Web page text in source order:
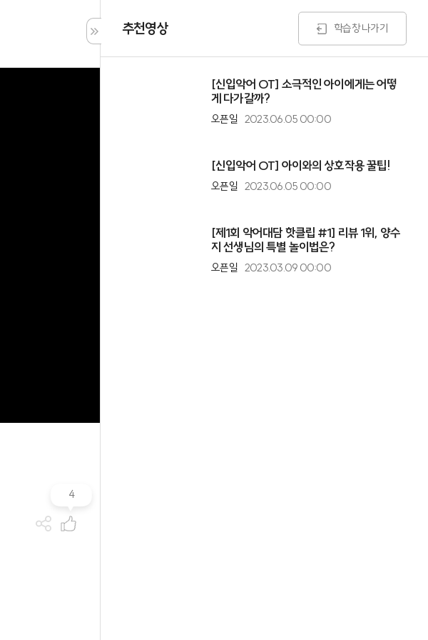
4
추천영상 학습창 나가기
[신입악어 OT] 소극적인 아이에게는 어떻
게 다가갈까?
오픈일 2023.06.05 00:00
[신입악어 OT] 아이와의 상호작용 꿀팁!
오픈일 2023.06.05 00:00
[제1회 악어대담 핫클립 #1] 리뷰 1위, 양수
지 선생님의 특별 놀이법은?
오픈일 2023.03.09 00:00